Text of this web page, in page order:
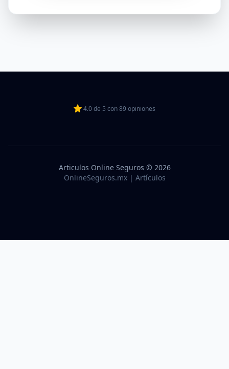
4.0de 5 con89 opiniones
Articulos Online Seguros © 2026
OnlineSeguros.mx | Artículos